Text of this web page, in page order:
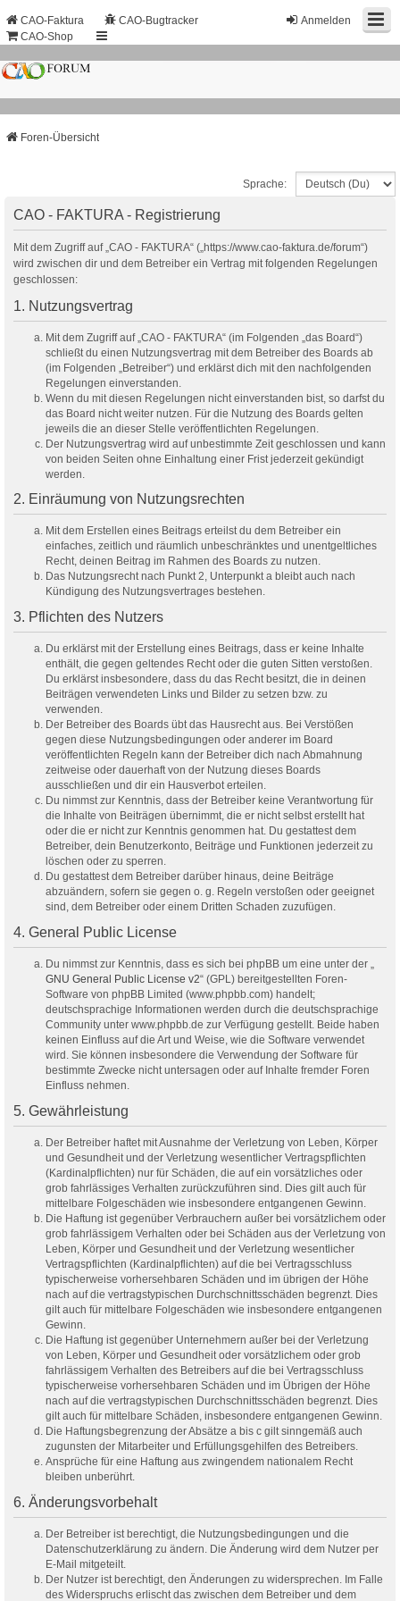
Anmelden
CAO-Faktura
CAO-Bugtracker
CAO-Shop
Foren-Übersicht
Sprache:
CAO - FAKTURA - Registrierung
Mit dem Zugriff auf „CAO - FAKTURA“ („https://www.cao-faktura.de/forum“)
wird zwischen dir und dem Betreiber ein Vertrag mit folgenden Regelungen
geschlossen:
1. Nutzungsvertrag
Mit dem Zugriff auf „CAO - FAKTURA“ (im Folgenden „das Board“)
schließt du einen Nutzungsvertrag mit dem Betreiber des Boards ab
(im Folgenden „Betreiber“) und erklärst dich mit den nachfolgenden
Regelungen einverstanden.
Wenn du mit diesen Regelungen nicht einverstanden bist, so darfst du
das Board nicht weiter nutzen. Für die Nutzung des Boards gelten
jeweils die an dieser Stelle veröffentlichten Regelungen.
Der Nutzungsvertrag wird auf unbestimmte Zeit geschlossen und kann
von beiden Seiten ohne Einhaltung einer Frist jederzeit gekündigt
werden.
2. Einräumung von Nutzungsrechten
Mit dem Erstellen eines Beitrags erteilst du dem Betreiber ein
einfaches, zeitlich und räumlich unbeschränktes und unentgeltliches
Recht, deinen Beitrag im Rahmen des Boards zu nutzen.
Das Nutzungsrecht nach Punkt 2, Unterpunkt a bleibt auch nach
Kündigung des Nutzungsvertrages bestehen.
3. Pflichten des Nutzers
Du erklärst mit der Erstellung eines Beitrags, dass er keine Inhalte
enthält, die gegen geltendes Recht oder die guten Sitten verstoßen.
Du erklärst insbesondere, dass du das Recht besitzt, die in deinen
Beiträgen verwendeten Links und Bilder zu setzen bzw. zu
verwenden.
Der Betreiber des Boards übt das Hausrecht aus. Bei Verstößen
gegen diese Nutzungsbedingungen oder anderer im Board
veröffentlichten Regeln kann der Betreiber dich nach Abmahnung
zeitweise oder dauerhaft von der Nutzung dieses Boards
ausschließen und dir ein Hausverbot erteilen.
Du nimmst zur Kenntnis, dass der Betreiber keine Verantwortung für
die Inhalte von Beiträgen übernimmt, die er nicht selbst erstellt hat
oder die er nicht zur Kenntnis genommen hat. Du gestattest dem
Betreiber, dein Benutzerkonto, Beiträge und Funktionen jederzeit zu
löschen oder zu sperren.
Du gestattest dem Betreiber darüber hinaus, deine Beiträge
abzuändern, sofern sie gegen o. g. Regeln verstoßen oder geeignet
sind, dem Betreiber oder einem Dritten Schaden zuzufügen.
4. General Public License
Du nimmst zur Kenntnis, dass es sich bei phpBB um eine unter der „
GNU General Public License v2“ (GPL) bereitgestellten Foren-
Software von phpBB Limited (www.phpbb.com) handelt;
deutschsprachige Informationen werden durch die deutschsprachige
Community unter www.phpbb.de zur Verfügung gestellt. Beide haben
keinen Einfluss auf die Art und Weise, wie die Software verwendet
wird. Sie können insbesondere die Verwendung der Software für
bestimmte Zwecke nicht untersagen oder auf Inhalte fremder Foren
Einfluss nehmen.
5. Gewährleistung
Der Betreiber haftet mit Ausnahme der Verletzung von Leben, Körper
und Gesundheit und der Verletzung wesentlicher Vertragspflichten
(Kardinalpflichten) nur für Schäden, die auf ein vorsätzliches oder
grob fahrlässiges Verhalten zurückzuführen sind. Dies gilt auch für
mittelbare Folgeschäden wie insbesondere entgangenen Gewinn.
Die Haftung ist gegenüber Verbrauchern außer bei vorsätzlichem oder
grob fahrlässigem Verhalten oder bei Schäden aus der Verletzung von
Leben, Körper und Gesundheit und der Verletzung wesentlicher
Vertragspflichten (Kardinalpflichten) auf die bei Vertragsschluss
typischerweise vorhersehbaren Schäden und im übrigen der Höhe
nach auf die vertragstypischen Durchschnittsschäden begrenzt. Dies
gilt auch für mittelbare Folgeschäden wie insbesondere entgangenen
Gewinn.
Die Haftung ist gegenüber Unternehmern außer bei der Verletzung
von Leben, Körper und Gesundheit oder vorsätzlichem oder grob
fahrlässigem Verhalten des Betreibers auf die bei Vertragsschluss
typischerweise vorhersehbaren Schäden und im Übrigen der Höhe
nach auf die vertragstypischen Durchschnittsschäden begrenzt. Dies
gilt auch für mittelbare Schäden, insbesondere entgangenen Gewinn.
Die Haftungsbegrenzung der Absätze a bis c gilt sinngemäß auch
zugunsten der Mitarbeiter und Erfüllungsgehilfen des Betreibers.
Ansprüche für eine Haftung aus zwingendem nationalem Recht
bleiben unberührt.
6. Änderungsvorbehalt
Der Betreiber ist berechtigt, die Nutzungsbedingungen und die
Datenschutzerklärung zu ändern. Die Änderung wird dem Nutzer per
E-Mail mitgeteilt.
Der Nutzer ist berechtigt, den Änderungen zu widersprechen. Im Falle
des Widerspruchs erlischt das zwischen dem Betreiber und dem